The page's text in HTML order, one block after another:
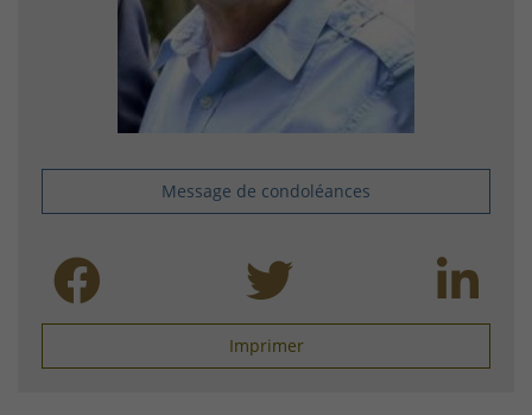
Message de condoléances
Imprimer